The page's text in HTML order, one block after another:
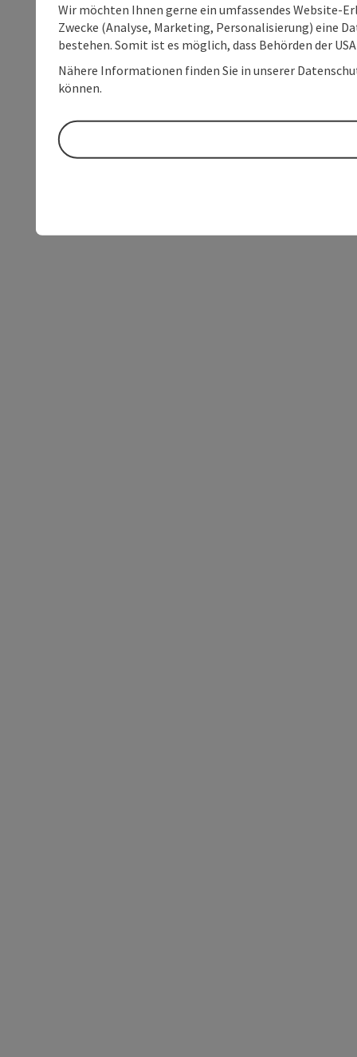
Wir möchten Ihnen gerne ein umfassendes Website-
Zwecke (Analyse, Marketing, Personalisierung) eine
bestehen. Somit ist es möglich, dass Behörden der
Nähere Informationen finden Sie in unserer
können.